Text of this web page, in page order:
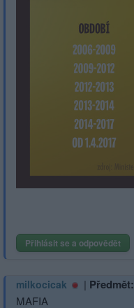
Přihlásit se a odpovědět
milkocicak | Předmět:
MAFIA